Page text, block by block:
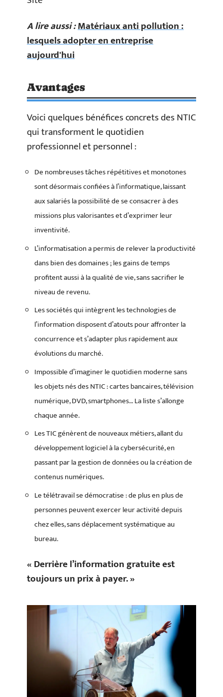
A lire aussi :Matériaux anti pollution :
lesquels adopter en entreprise
aujourd'hui
Avantages
Voici quelques bénéfices concrets des NTIC
qui transforment le quotidien
professionnel et personnel :
De nombreuses tâches répétitives et monotones
sont désormais confiées à l’informatique, laissant
aux salariés la possibilité de se consacrer à des
missions plus valorisantes et d’exprimer leur
inventivité.
L’informatisation a permis de relever la productivité
dans bien des domaines ; les gains de temps
profitent aussi à la qualité de vie, sans sacrifier le
niveau de revenu.
Les sociétés qui intègrent les technologies de
l’information disposent d’atouts pour affronter la
concurrence et s’adapter plus rapidement aux
évolutions du marché.
Impossible d’imaginer le quotidien moderne sans
les objets nés des NTIC : cartes bancaires, télévision
numérique, DVD, smartphones… La liste s’allonge
chaque année.
Les TIC génèrent de nouveaux métiers, allant du
développement logiciel à la cybersécurité, en
passant par la gestion de données ou la création de
contenus numériques.
Le télétravail se démocratise : de plus en plus de
personnes peuvent exercer leur activité depuis
chez elles, sans déplacement systématique au
bureau.
« Derrière l’information gratuite est
toujours un prix à payer. »